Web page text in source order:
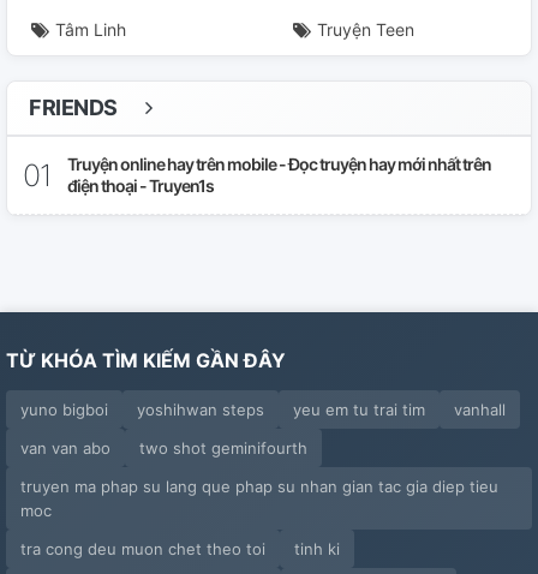
Tâm Linh Truyện Teen
FRIENDS
Truyện online hay trên mobile - Đọc truyện hay mới nhất trên
điện thoại - Truyen1s
TỪ KHÓA TÌM KIẾM GẦN ĐÂY
yuno bigboi yoshihwan steps yeu em tu trai tim
vanhall
van van abo
two shot geminifourth
truyen ma phap su lang que phap su nhan gian tac gia diep tieu
moc
tra cong deu muon chet theo toi
tinh ki